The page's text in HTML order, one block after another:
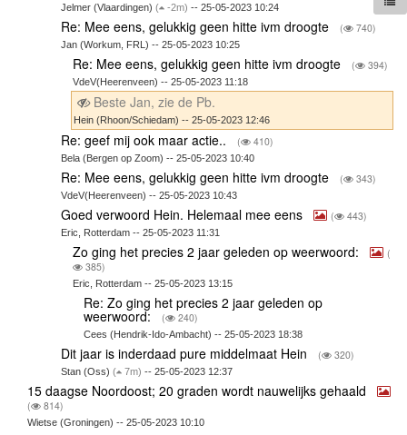
Jelmer (Vlaardingen)( -2m) -- 25-05-2023 10:24
Re: Mee eens, gelukkig geen hitte ivm droogte ( 740)
Jan (Workum, FRL) -- 25-05-2023 10:25
Re: Mee eens, gelukkig geen hitte ivm droogte ( 394)
VdeV(Heerenveen) -- 25-05-2023 11:18
Beste Jan, zie de Pb.
Hein (Rhoon/Schiedam) -- 25-05-2023 12:46
Re: geef mij ook maar actie.. ( 410)
Bela (Bergen op Zoom) -- 25-05-2023 10:40
Re: Mee eens, gelukkig geen hitte ivm droogte ( 343)
VdeV(Heerenveen) -- 25-05-2023 10:43
Goed verwoord Hein. Helemaal mee eens ( 443)
Eric, Rotterdam -- 25-05-2023 11:31
Zo ging het precies 2 jaar geleden op weerwoord:
(
385)
Eric, Rotterdam -- 25-05-2023 13:15
Re: Zo ging het precies 2 jaar geleden op
weerwoord: ( 240)
Cees (Hendrik-Ido-Ambacht) -- 25-05-2023 18:38
Dit jaar is inderdaad pure middelmaat Hein ( 320)
Stan (Oss)( 7m) -- 25-05-2023 12:37
15 daagse Noordoost; 20 graden wordt nauwelijks gehaald
( 814)
Wietse (Groningen) -- 25-05-2023 10:10